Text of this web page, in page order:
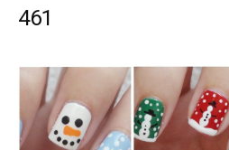
Art
461